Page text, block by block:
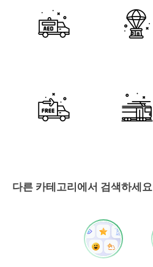
다른 카테고리에서 검색하세요